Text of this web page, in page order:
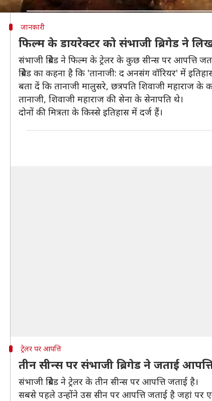
जानकारी
फिल्म के डायरेक्टर को संभाजी ब्रिगेड ने
संभाजी ब्रिगेड ने फिल्म के ट्रेलर के कुछ सीन्स पर आपत्ति
ब्रिगेड का कहना है कि 'तानाजी: द अनसंग वॉरियर' में
बता दें कि तानाजी मालुसरे, छत्रपति शिवाजी महाराज के
तानाजी, शिवाजी महाराज की सेना के सेनापति थे।
दोनों की मित्रता के किस्से इतिहास में दर्ज हैं।
ट्रेलर पर आपत्ति
तीन सीन्स पर संभाजी ब्रिगेड ने जताई
संभाजी ब्रिगेड ने ट्रेलर के तीन सीन्स पर आपत्ति जताई है।
सबसे पहले उन्होंने उस सीन पर आपत्ति जताई है जहां पर